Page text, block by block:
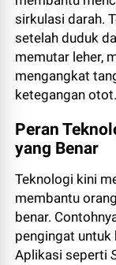
sirkulasi darah.
setelah duduk
memutar leher,
mengangkat
ketegangan otot.
Peran
yang Benar
Teknologi kini
membantu
benar.
pengingat
Aplikasi seperti